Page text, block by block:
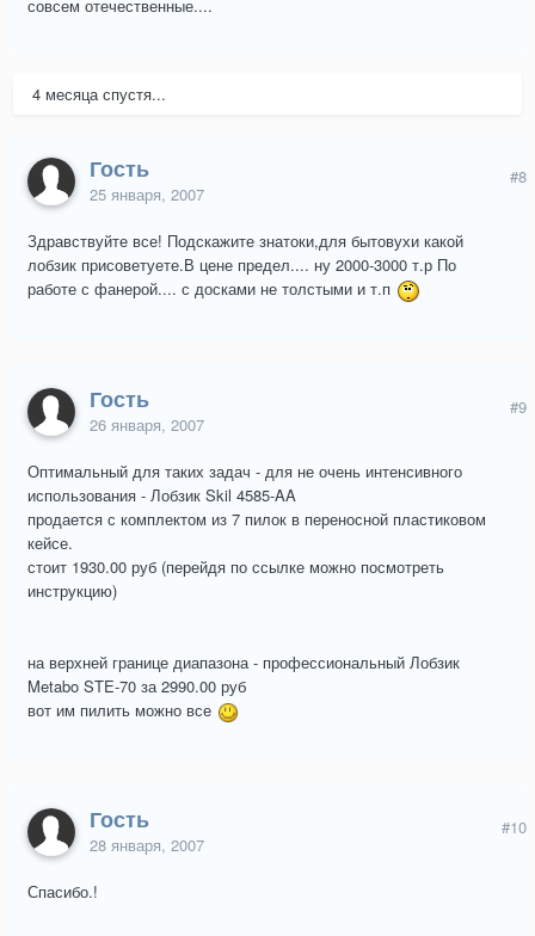
совсем отечественные....
4 месяца спустя...
Гость
25 января, 2007
#8
Здравствуйте все! Подскажите знатоки,для бытовухи какой
лобзик присоветуете.В цене предел.... ну 2000-3000 т.р По
работе с фанерой.... с досками не толстыми и т.п
Гость
26 января, 2007
#9
Оптимальный для таких задач - для не очень интенсивного
использования - Лобзик Skil 4585-AA
продается с комплектом из 7 пилок в переносной пластиковом
кейсе.
стоит 1930.00 руб (перейдя по ссылке можно посмотреть
инструкцию)
на верхней границе диапазона - профессиональный Лобзик
Metabo STE-70 за 2990.00 руб
вот им пилить можно все
Гость
28 января, 2007
#10
Спасибо.!